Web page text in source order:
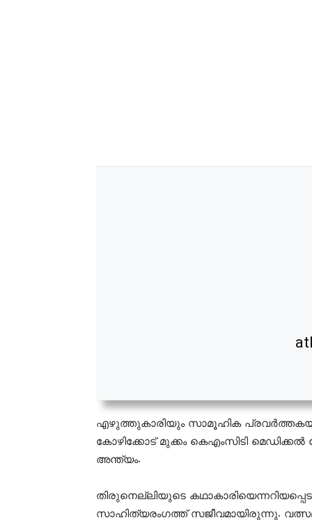
എഴുത്തുകാരിയും സാമൂഹിക
കോഴിക്കോട് മുക്കം കെഎംസിടി
അന്ത്യം.
തിരുനെല്ലിയുടെ
സാഹിത്യരംഗത്ത് സജീവമായിരുന്നു.